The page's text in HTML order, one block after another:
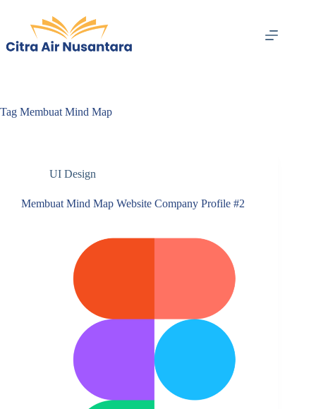
content
Tag Membuat Mind Map
UI Design
Membuat Mind Map Website Company Profile #2